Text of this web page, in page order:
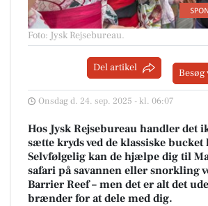
Foto: Jysk Rejsebureau.
Del artikel
Onsdag d. 24. sep. 2025 - kl. 06:07
Hos Jysk Rejsebureau handler det
sætte kryds ved de klassiske bucket
Selvfølgelig kan de hjælpe dig til
safari på savannen eller snorkling
Barrier Reef – men det er alt det
brænder for at dele med dig.